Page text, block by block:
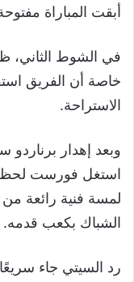
أبقت المباراة
في الشوط الثاني،
خاصة أن الفريق
الاستراحة.
وبعد إهدار برناردو
استغل فورست لحظة
لمسة فنية رائعة
الشباك بكعب قدمه.
رد السيتي جاء